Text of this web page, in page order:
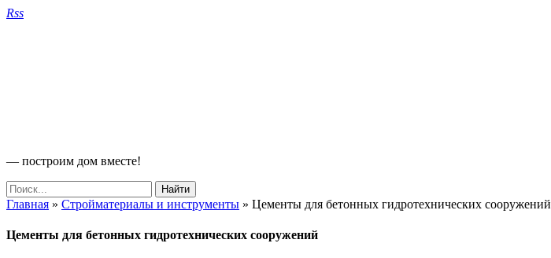
Rss
— построим дом вместе!
Главная » Стройматериалы и инструменты » Цементы для бетонных гидротехнических сооружений
Цементы для бетонных гидротехнических сооружений